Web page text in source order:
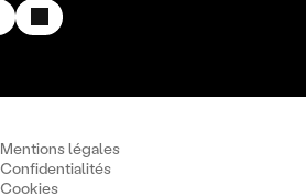
Mentions légales
Confidentialités
Cookies